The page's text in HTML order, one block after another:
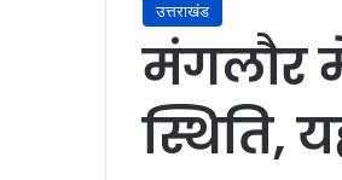
उत्तराखंड
मंगलौर
स्थिति,